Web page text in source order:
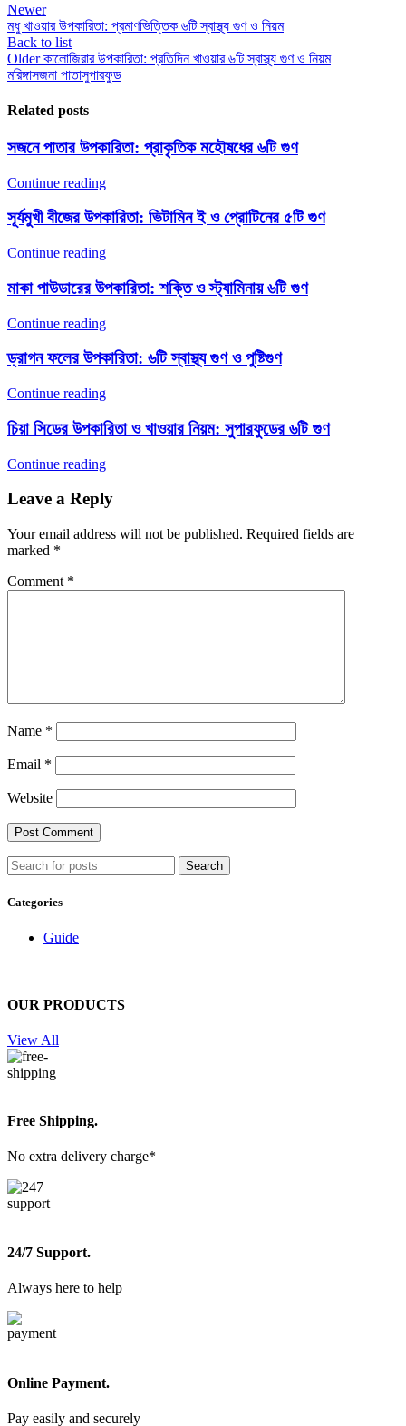
Newer
মধু খাওয়ার উপকারিতা: প্রমাণভিত্তিক ৬টি স্বাস্থ্য গুণ ও নিয়ম
Back to list
Older কালোজিরার উপকারিতা: প্রতিদিন খাওয়ার ৬টি স্বাস্থ্য গুণ ও নিয়ম
মরিঙ্গাসজনা পাতাসুপারফুড
Related posts
সজনে পাতার উপকারিতা: প্রাকৃতিক মহৌষধের ৬টি গুণ
Continue reading
সূর্যমুখী বীজের উপকারিতা: ভিটামিন ই ও প্রোটিনের ৫টি গুণ
Continue reading
মাকা পাউডারের উপকারিতা: শক্তি ও স্ট্যামিনায় ৬টি গুণ
Continue reading
ড্রাগন ফলের উপকারিতা: ৬টি স্বাস্থ্য গুণ ও পুষ্টিগুণ
Continue reading
চিয়া সিডের উপকারিতা ও খাওয়ার নিয়ম: সুপারফুডের ৬টি গুণ
Continue reading
Leave a Reply
Your email address will not be published. Required fields are
marked *
Comment *
Name *
Email *
Website
Search
Categories
Guide
OUR PRODUCTS
View All
Free Shipping.
No extra delivery charge*
24/7 Support.
Always here to help
Online Payment.
Pay easily and securely